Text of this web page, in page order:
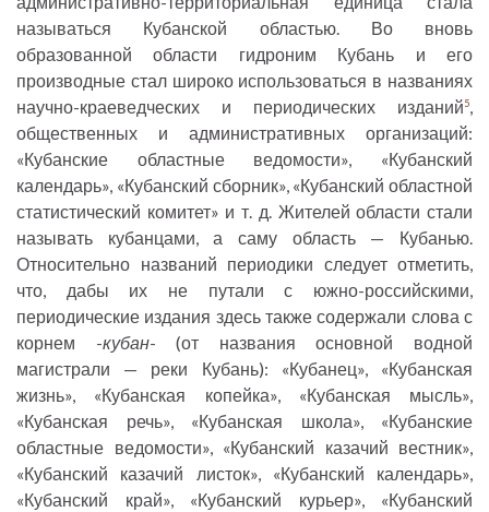
называться Кубанской областью. Во вновь
образованной области гидроним Кубань и его
производные стал широко использоваться в названиях
научно-краеведческих и периодических изданий5,
общественных и административных организаций:
«Кубанские областные ведомости», «Кубанский
календарь», «Кубанский сборник», «Кубанский областной
статистический комитет» и т. д. Жителей области стали
называть кубанцами, а саму область — Кубанью.
Относительно названий периодики следует отметить,
что, дабы их не путали с южно-российскими,
периодические издания здесь также содержали слова с
корнем -кубан- (от названия основной водной
магистрали — реки Кубань): «Кубанец», «Кубанская
жизнь», «Кубанская копейка», «Кубанская мысль»,
«Кубанская речь», «Кубанская школа», «Кубанские
областные ведомости», «Кубанский казачий вестник»,
«Кубанский казачий листок», «Кубанский календарь»,
«Кубанский край», «Кубанский курьер», «Кубанский